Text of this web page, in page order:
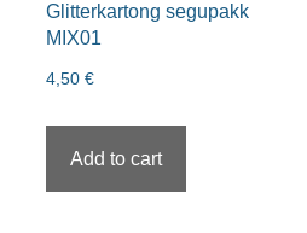
Glitterkartong segupakk
MIX01
4,50 €
Add to cart